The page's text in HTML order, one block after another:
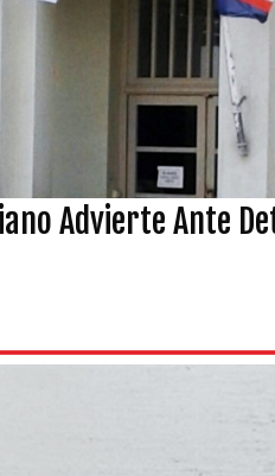
Advierte Ante